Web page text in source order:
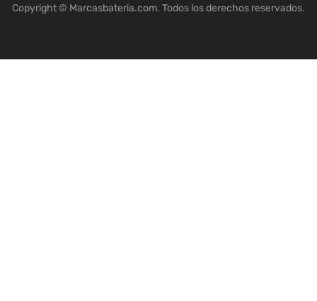
Copyright © Marcasbateria.com. Todos los derechos reservados.